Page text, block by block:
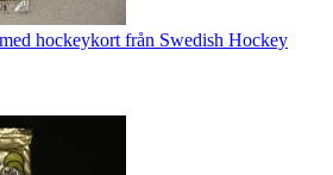
hockeykort från Swedish Hockey